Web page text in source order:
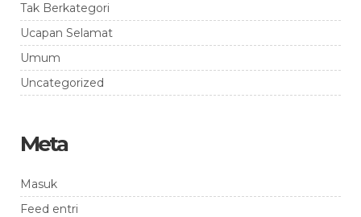
Tak Berkategori
Ucapan Selamat
Umum
Uncategorized
Meta
Masuk
Feed entri